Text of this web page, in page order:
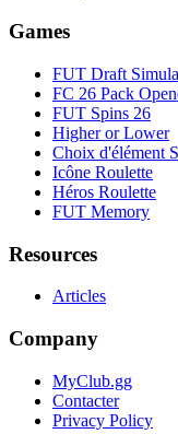
Games
FUT Draft
FC 26 Pack
FUT Spins 26
Higher or Lower
Choix d'élément
Icône Roulette
Héros Roulette
FUT Memory
Resources
Articles
Company
MyClub.gg
Contacter
Privacy Policy